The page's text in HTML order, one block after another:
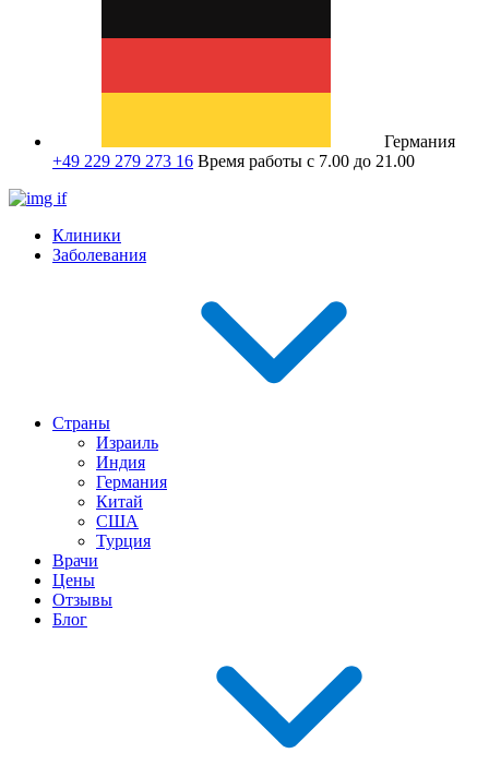
Германия
+49 229 279 273 16 Время работы с 7.00 до 21.00
Клиники
Заболевания
Страны
Израиль
Индия
Германия
Китай
США
Турция
Врачи
Цены
Отзывы
Блог